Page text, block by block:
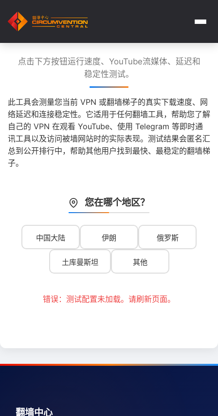
点击下方按钮运行速度、YouTube流媒体、延迟和
稳定性测试。
此工具会测量您当前 VPN 或翻墙梯子的真实下载速度、网
络延迟和连接稳定性。它适用于任何翻墙工具，帮助您了解
自己的 VPN 在观看 YouTube、使用 Telegram 等即时通
讯工具以及访问被墙网站时的实际表现。测试结果会匿名汇
总到公开排行中，帮助其他用户找到最快、最稳定的翻墙梯
子。
您在哪个地区？
中国大陆 伊朗 俄罗斯
土库曼斯坦 其他
错误：测试配置未加载。请刷新页面。
翻墙中心